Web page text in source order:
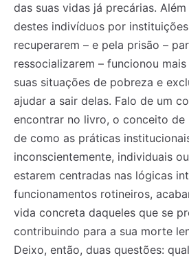
das suas vidas já precárias.
destes indivíduos por
recuperarem – e pela prisão –
ressocializarem – funcionou
suas situações de pobreza e
ajudar a sair delas. Falo de um
encontrar no livro, o conceito
de como as práticas
inconscientemente, individuais
estarem centradas nas lógicas
funcionamentos rotineiros,
vida concreta daqueles que se
contribuindo para a sua morte
Deixo, então, duas questões: